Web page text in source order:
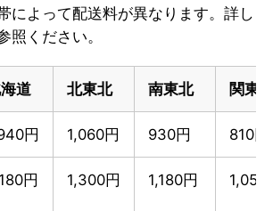
によって配送料が異なります。詳し
照ください。
道 北東北 南東北 関東
円 1,060円 930円 810円
円 1,300円 1,180円 1,050